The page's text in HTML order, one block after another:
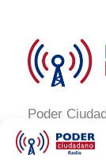
Poder
buscan un
Nuestro